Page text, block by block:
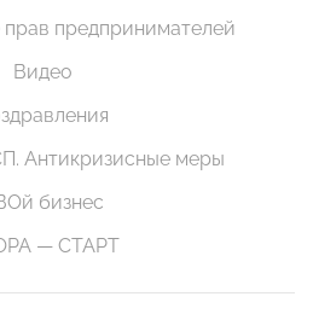
предпринимателей
Видео
Антикризисные меры
бизнес
— СТАРТ